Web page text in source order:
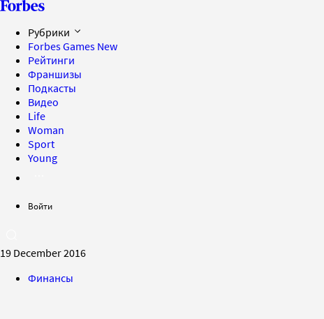
Рубрики
Forbes Games New
Рейтинги
Франшизы
Подкасты
Видео
Life
Woman
Sport
Young
Войти
19 December 2016
Финансы